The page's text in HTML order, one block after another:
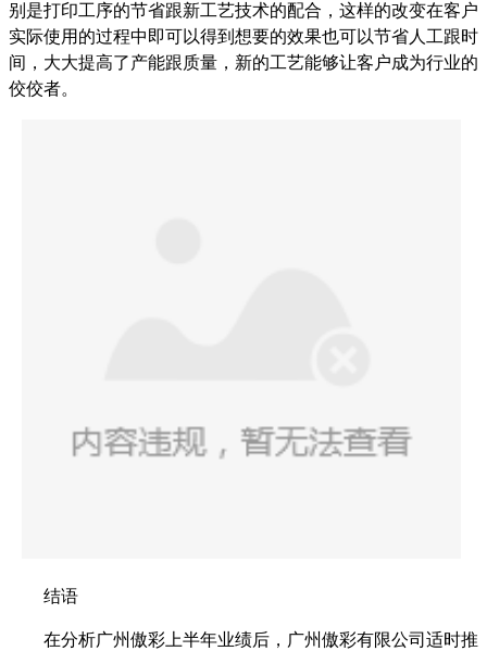
别是打印工序的节省跟新工艺技术的配合，这样的改变在客户
实际使用的过程中即可以得到想要的效果也可以节省人工跟时
间，大大提高了产能跟质量，新的工艺能够让客户成为行业的
佼佼者。
结语
在分析广州傲彩上半年业绩后，广州傲彩有限公司适时推